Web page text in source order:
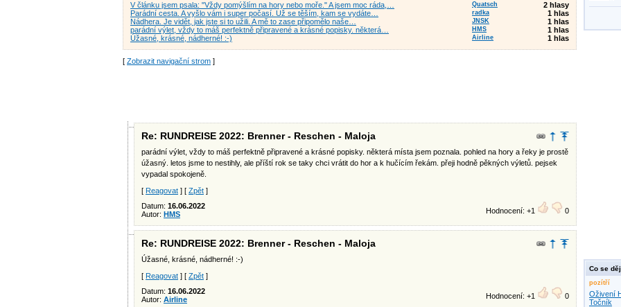
V článku jsem psala: "Vždy pomýšlím na hory nebo moře." A jsem moc ráda,… Quatsch
2 hlasy
Parádní cesta. A vyšlo vám i super počasí. Už se těším, kam se vydáte…
radka
1 hlas
Nádhera. Je vidět, jak jste si to užili. A mě to zase připomělo naše…
JNSK
1 hlas
parádní výlet, vždy to máš perfektně připravené a krásné popisky. některá…
HMS
1 hlas
Úžasné, krásné, nádherné! :-)
Airline 1 hlas
[ Zobrazit navigační strom ]
Re: RUNDREISE 2022: Brenner - Reschen - Maloja
parádní výlet, vždy to máš perfektně připravené a krásné popisky. některá místa jsem poznala. pohled na hory a řeky je prostě
úžasný. letos jsme to nestihly, ale příští rok se taky chci vrátit do hor a k hučícím řekám. přeji hodně pěkných výletů. pejsek
vypadal spokojeně.
[ Reagovat ] [ Zpět ]
Datum: 16.06.2022
Autor: HMS Hodnocení: +1 0
Re: RUNDREISE 2022: Brenner - Reschen - Maloja
Úžasné, krásné, nádherné! :-)
[ Reagovat ] [ Zpět ]
Datum: 16.06.2022
Autor: Airline Hodnocení: +1 0
Co se
pozítří
Oživení
Točník